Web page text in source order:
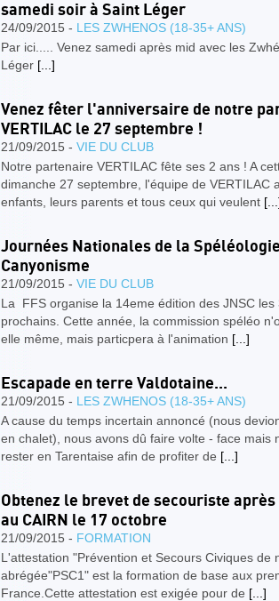
samedi soir à Saint Léger
24/09/2015 - LES ZWHENOS (18-35+ ANS)
Par ici..... Venez samedi après mid avec les
Léger [...]
Venez fêter l'anniversaire de notre
VERTILAC le 27 septembre !
21/09/2015 - VIE DU CLUB
Notre partenaire VERTILAC fête ses 2 ans ! A
dimanche 27 septembre, l'équipe de VERTILAC
enfants, leurs parents et tous ceux qui veulent
Journées Nationales de la
Canyonisme
21/09/2015 - VIE DU CLUB
La FFS organise la 14eme édition des JNSC les
prochains. Cette année, la commission spéléo
elle même, mais particpera à l'animation [...]
Escapade en terre Valdotaine...
21/09/2015 - LES ZWHENOS (18-35+ ANS)
A cause du temps incertain annoncé (nous
en chalet), nous avons dû faire volte - face mais
rester en Tarentaise afin de profiter de [...]
Obtenez le brevet de secouriste
au CAIRN le 17 octobre
21/09/2015 - FORMATION
L'attestation "Prévention et Secours Civiques de
abrégée"PSC1" est la formation de base aux
France.Cette attestation est exigée pour de [...]